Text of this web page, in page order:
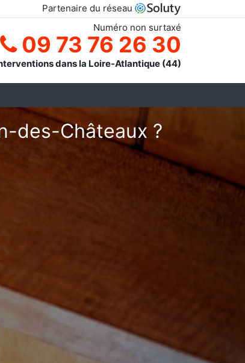
Partenaire du réseau
Numéro non surtaxé
09 73 76 26 30
dans la Loire-Atlantique (44)
des-Châteaux ?